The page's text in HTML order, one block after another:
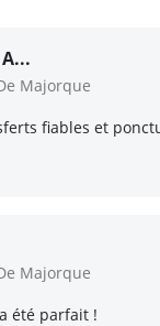
Majorque
fiables et
Majorque
été parfait !